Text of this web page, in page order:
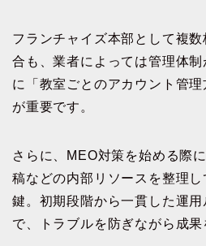
フランチャイズ本部として複
合も、業者によっては管理体
に「教室ごとのアカウント管
が重要です。
さらに、MEO対策を始める際
稿などの内部リソースを整理
鍵。初期段階から一貫した運
で、トラブルを防ぎながら成果